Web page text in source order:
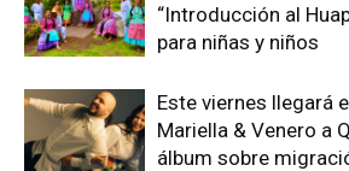
“Introducción al
para niñas y niños
Este viernes llegará
Mariella & Venero a
álbum sobre